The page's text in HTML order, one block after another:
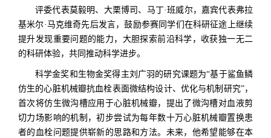
评委代表莫毅明、大栗博司、马丁·班威尔，嘉宾代表弗拉
基米尔·马克维奇先后发言，鼓励参赛同学们在科研征途上继续
提升发现重要问题的能力，大胆探索前沿科学，收获独一无二
的科研体验，共同推动科学进步。
科学金奖和生物金奖得主刘广羽的研究课题为“基于鲨鱼鳞
仿生的心脏机械瓣抗血栓表面微结构设计、优化与机制研究”，
首次将仿生微沟槽应用于心脏机械瓣，提出了微沟槽对血液剪
切力场影响的机制，初步尝试为每年数十万心脏机械瓣置换患
者的血栓问题提供崭新的思路和方法。未来，他希望能够在本